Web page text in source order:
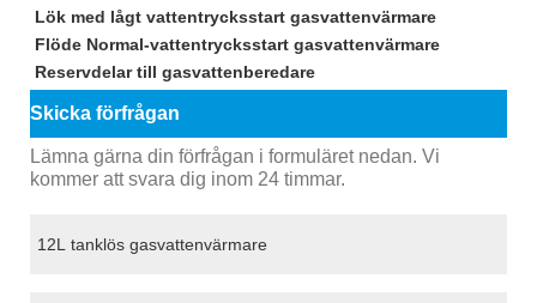
Lök med lågt vattentrycksstart gasvattenvärmare
Flöde Normal-vattentrycksstart gasvattenvärmare
Reservdelar till gasvattenberedare
Skicka förfrågan
Lämna gärna din förfrågan i formuläret nedan. Vi
kommer att svara dig inom 24 timmar.